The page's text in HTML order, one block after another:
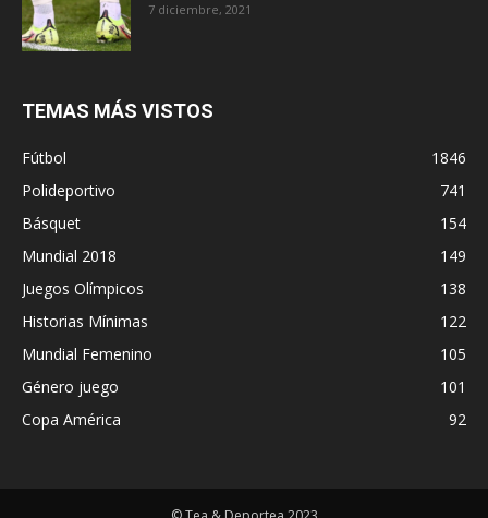
7 diciembre, 2021
TEMAS MÁS VISTOS
Fútbol
1846
Polideportivo
741
Básquet
154
Mundial 2018
149
Juegos Olímpicos
138
Historias Mínimas
122
Mundial Femenino
105
Género juego
101
Copa América
92